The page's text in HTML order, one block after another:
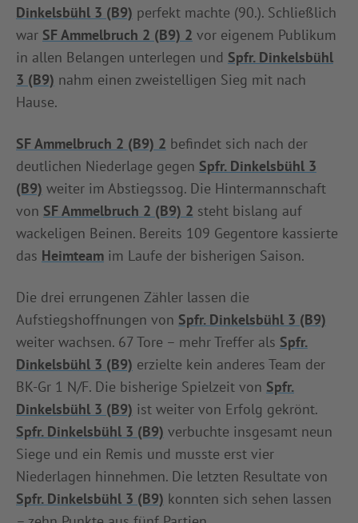
Dinkelsbühl 3 (B9) perfekt machte (90.). Schließlich
war SF Ammelbruch 2 (B9) 2 vor eigenem Publikum
in allen Belangen unterlegen und Spfr. Dinkelsbühl
3 (B9) nahm einen zweistelligen Sieg mit nach
Hause.
SF Ammelbruch 2 (B9) 2 befindet sich nach der
deutlichen Niederlage gegen Spfr. Dinkelsbühl 3
(B9) weiter im Abstiegssog. Die Hintermannschaft
von SF Ammelbruch 2 (B9) 2 steht bislang auf
wackeligen Beinen. Bereits 109 Gegentore kassierte
das Heimteam im Laufe der bisherigen Saison.
Die drei errungenen Zähler lassen die
Aufstiegshoffnungen von Spfr. Dinkelsbühl 3 (B9)
weiter wachsen. 67 Tore – mehr Treffer als Spfr.
Dinkelsbühl 3 (B9) erzielte kein anderes Team der
BK-Gr 1 N/F. Die bisherige Spielzeit von Spfr.
Dinkelsbühl 3 (B9) ist weiter von Erfolg gekrönt.
Spfr. Dinkelsbühl 3 (B9) verbuchte insgesamt neun
Siege und ein Remis und musste erst vier
Niederlagen hinnehmen. Die letzten Resultate von
Spfr. Dinkelsbühl 3 (B9) konnten sich sehen lassen